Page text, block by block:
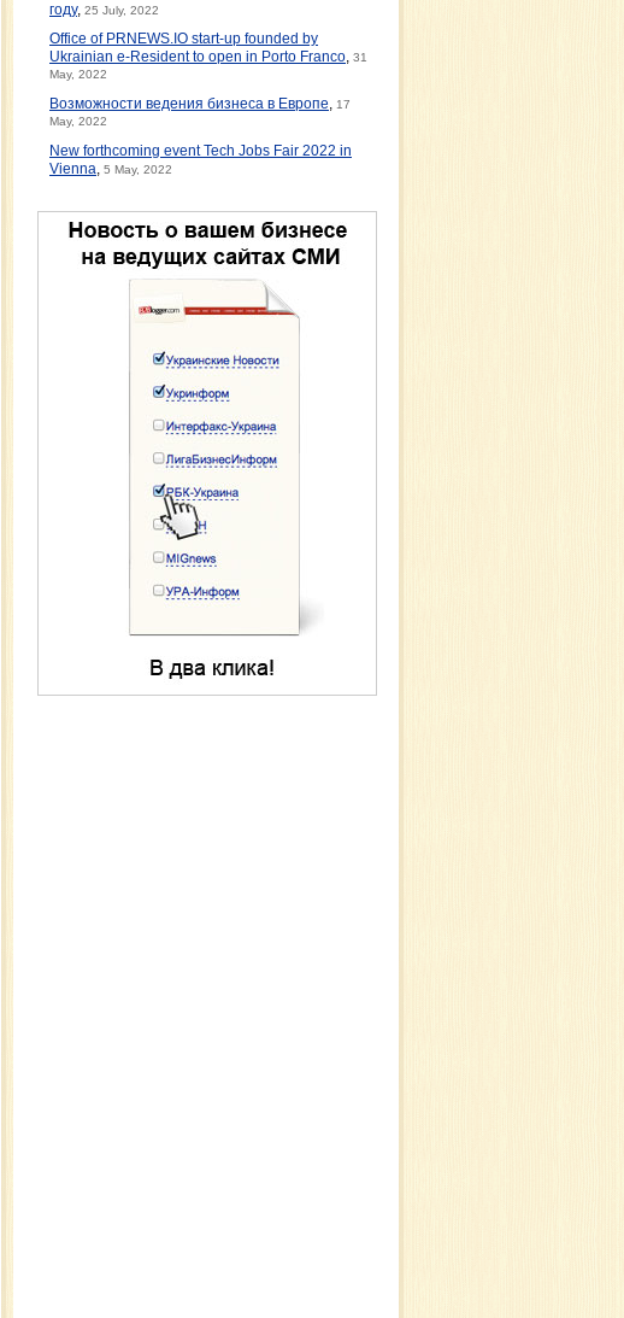
году, 25 July, 2022
Office of PRNEWS.IO start-up founded by
Ukrainian e-Resident to open in Porto Franco 31
May, 2022
Возможности ведения бизнеса в Европе 17
May, 2022
New forthcoming event Tech Jobs Fair 2022 in
Vienna
5 May, 2022